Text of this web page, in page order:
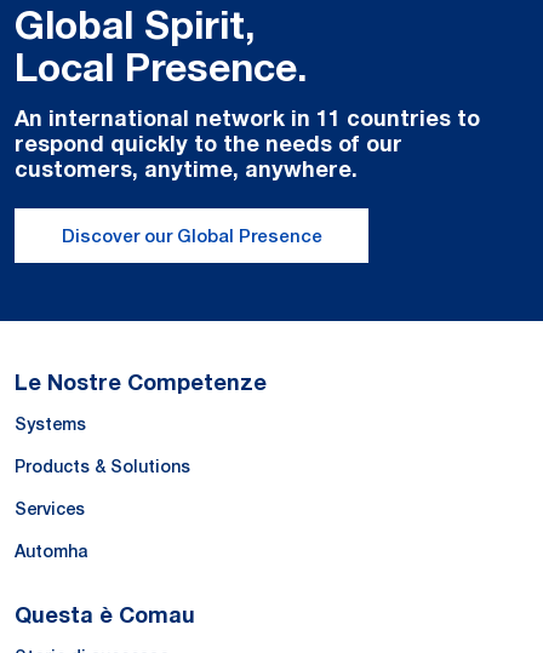
Global Spirit,
Local Presence.
An international network in 11 countries to
respond quickly to the needs of our
customers, anytime, anywhere.
Discover our Global Presence
Le Nostre Competenze
Systems
Products & Solutions
Services
Automha
Questa è Comau